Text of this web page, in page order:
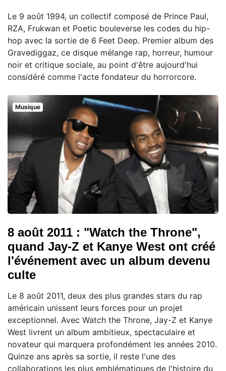
Le 9 août 1994, un collectif composé de Prince Paul,
RZA, Frukwan et Poetic bouleverse les codes du hip-
hop avec la sortie de 6 Feet Deep. Premier album des
Gravediggaz, ce disque mélange rap, horreur, humour
noir et critique sociale, au point d'être aujourd'hui
considéré comme l'acte fondateur du horrorcore.
Musique
8 août 2011 : "Watch the Throne",
quand Jay-Z et Kanye West ont créé
l'événement avec un album devenu
culte
Le 8 août 2011, deux des plus grandes stars du rap
américain unissent leurs forces pour un projet
exceptionnel. Avec Watch the Throne, Jay-Z et Kanye
West livrent un album ambitieux, spectaculaire et
novateur qui marquera profondément les années 2010.
Quinze ans après sa sortie, il reste l'une des
collaborations les plus emblématiques de l'histoire du